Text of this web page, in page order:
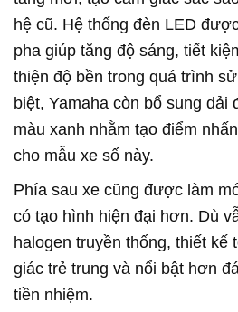
hệ cũ. Hệ thống đèn LED
pha giúp tăng độ sáng, tiết
thiện độ bền trong quá trình
biệt, Yamaha còn bổ sung dải
màu xanh nhằm tạo điểm
cho mẫu xe số này.
Phía sau xe cũng được làm
có tạo hình hiện đại hơn. Dù
halogen truyền thống, thiết kế
giác trẻ trung và nổi bật hơn
tiền nhiệm.